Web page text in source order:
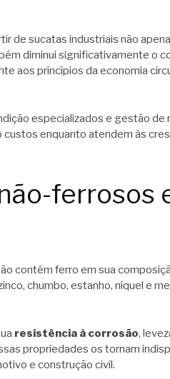
de sucatas industriais não
diminui significativamente o
aos princípios da economia
especializados e gestão de
enquanto atendem às
ferrosos
contêm ferro em sua
chumbo, estanho, níquel e
resistência à corrosão,
propriedades os tornam
e construção civil.